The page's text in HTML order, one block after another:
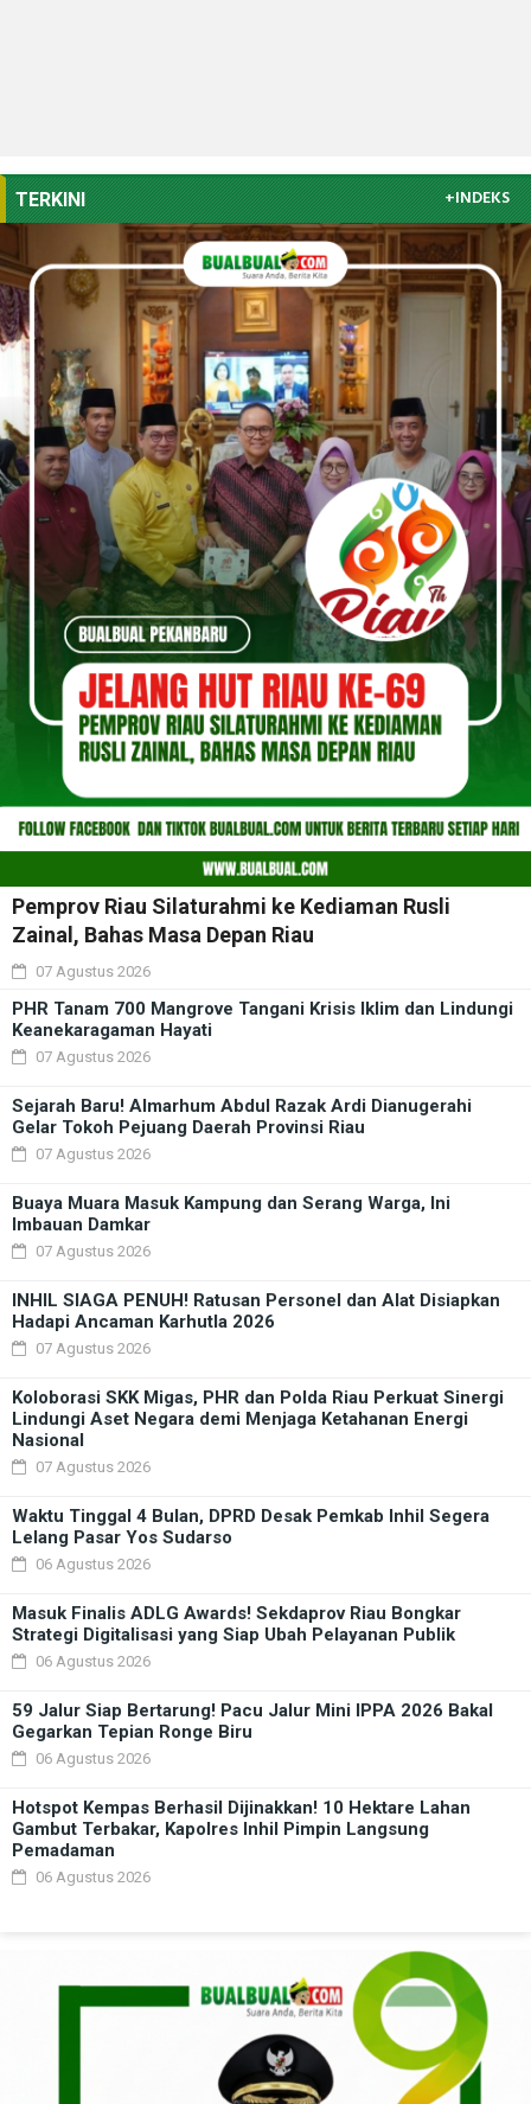
TERKINI +INDEKS
Pemprov Riau Silaturahmi ke Kediaman Rusli
Zainal, Bahas Masa Depan Riau
07 Agustus 2026
PHR Tanam 700 Mangrove Tangani Krisis Iklim dan Lindungi
Keanekaragaman Hayati
07 Agustus 2026
Sejarah Baru! Almarhum Abdul Razak Ardi Dianugerahi
Gelar Tokoh Pejuang Daerah Provinsi Riau
07 Agustus 2026
Buaya Muara Masuk Kampung dan Serang Warga, Ini
Imbauan Damkar
07 Agustus 2026
INHIL SIAGA PENUH! Ratusan Personel dan Alat Disiapkan
Hadapi Ancaman Karhutla 2026
07 Agustus 2026
Koloborasi SKK Migas, PHR dan Polda Riau Perkuat Sinergi
Lindungi Aset Negara demi Menjaga Ketahanan Energi
Nasional
07 Agustus 2026
Waktu Tinggal 4 Bulan, DPRD Desak Pemkab Inhil Segera
Lelang Pasar Yos Sudarso
06 Agustus 2026
Masuk Finalis ADLG Awards! Sekdaprov Riau Bongkar
Strategi Digitalisasi yang Siap Ubah Pelayanan Publik
06 Agustus 2026
59 Jalur Siap Bertarung! Pacu Jalur Mini IPPA 2026 Bakal
Gegarkan Tepian Ronge Biru
06 Agustus 2026
Hotspot Kempas Berhasil Dijinakkan! 10 Hektare Lahan
Gambut Terbakar, Kapolres Inhil Pimpin Langsung
Pemadaman
06 Agustus 2026